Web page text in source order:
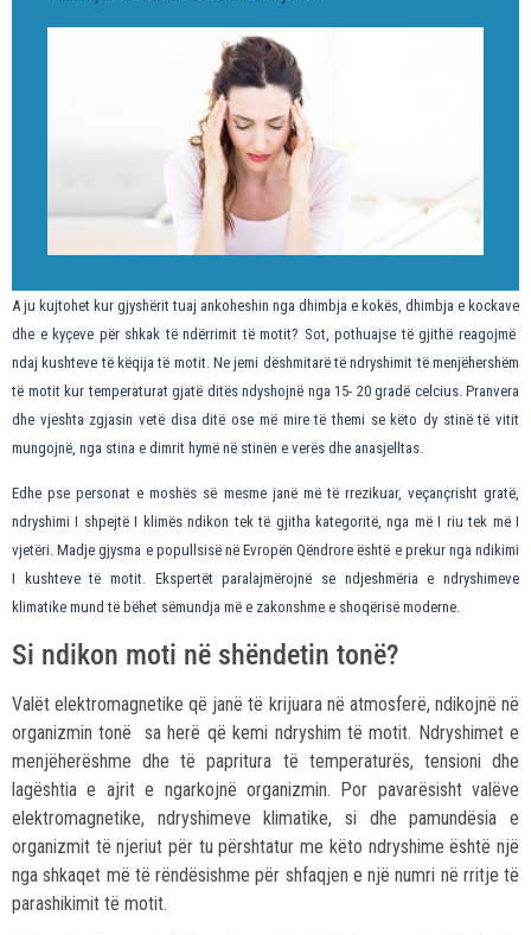
A ju kujtohet kur gjyshërit tuaj ankoheshin nga dhimbja e kokës, dhimbja e kockave
dhe e kyçeve për shkak të ndërrimit të motit? Sot, pothuajse të gjithë reagojmë
ndaj kushteve të këqija të motit. Ne jemi dëshmitarë të ndryshimit të menjëhershëm
të motit kur temperaturat gjatë ditës ndyshojnë nga 15- 20 gradë celcius. Pranvera
dhe vjeshta zgjasin vetë disa ditë ose më mire të themi se këto dy stinë të vitit
mungojnë, nga stina e dimrit hymë në stinën e verës dhe anasjelltas.
Edhe pse personat e moshës së mesme janë më të rrezikuar, veçançrisht gratë,
ndryshimi I shpejtë I klimës ndikon tek të gjitha kategoritë, nga më I riu tek më I
vjetëri. Madje gjysma e popullsisë në Evropën Qëndrore është e prekur nga ndikimi
I kushteve të motit. Ekspertët paralajmërojnë se ndjeshmëria e ndryshimeve
klimatike mund të bëhet sëmundja më e zakonshme e shoqërisë moderne.
Si ndikon moti në shëndetin tonë?
Valët elektromagnetike që janë të krijuara në atmosferë, ndikojnë në
organizmin tonë sa herë që kemi ndryshim të motit. Ndryshimet e
menjëherëshme dhe të papritura të temperaturës, tensioni dhe
lagështia e ajrit e ngarkojnë organizmin. Por pavarësisht valëve
elektromagnetike, ndryshimeve klimatike, si dhe pamundësia e
organizmit të njeriut për tu përshtatur me këto ndryshime është një
nga shkaqet më të rëndësishme për shfaqjen e një numri në rritje të
parashikimit të motit.